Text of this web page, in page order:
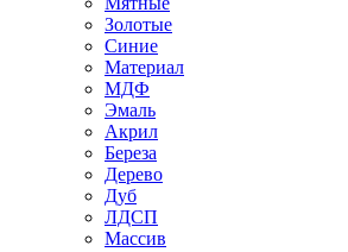
Золотые
Синие
Материал
МДФ
Эмаль
Акрил
Береза
Дерево
Дуб
ЛДСП
Массив